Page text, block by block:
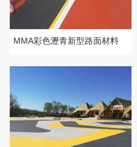
MMA彩色瀝青新型路面材料